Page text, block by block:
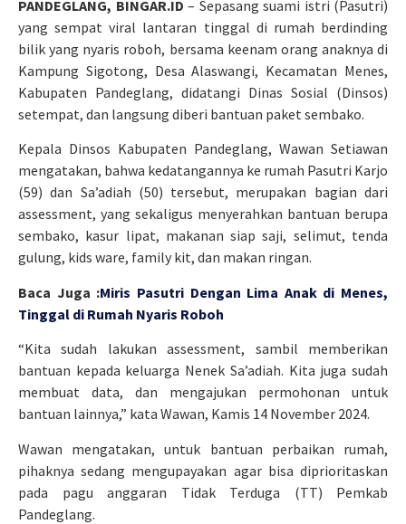
PANDEGLANG, BINGAR.ID – Sepasang suami istri (Pasutri)
yang sempat viral lantaran tinggal di rumah berdinding
bilik yang nyaris roboh, bersama keenam orang anaknya di
Kampung Sigotong, Desa Alaswangi, Kecamatan Menes,
Kabupaten Pandeglang, didatangi Dinas Sosial (Dinsos)
setempat, dan langsung diberi bantuan paket sembako.
Kepala Dinsos Kabupaten Pandeglang, Wawan Setiawan
mengatakan, bahwa kedatangannya ke rumah Pasutri Karjo
(59) dan Sa’adiah (50) tersebut, merupakan bagian dari
assessment, yang sekaligus menyerahkan bantuan berupa
sembako, kasur lipat, makanan siap saji, selimut, tenda
gulung, kids ware, family kit, dan makan ringan.
Baca Juga :Miris Pasutri Dengan Lima Anak di Menes,
Tinggal di Rumah Nyaris Roboh
“Kita sudah lakukan assessment, sambil memberikan
bantuan kepada keluarga Nenek Sa’adiah. Kita juga sudah
membuat data, dan mengajukan permohonan untuk
bantuan lainnya,” kata Wawan, Kamis 14 November 2024.
Wawan mengatakan, untuk bantuan perbaikan rumah,
pihaknya sedang mengupayakan agar bisa diprioritaskan
pada pagu anggaran Tidak Terduga (TT) Pemkab
Pandeglang.